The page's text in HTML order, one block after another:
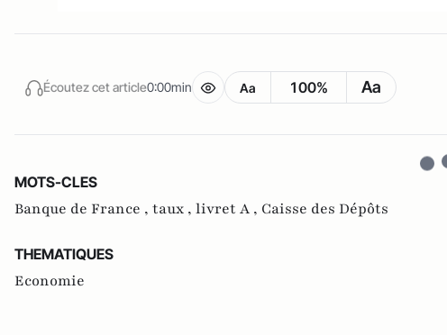
Écoutez cet article0:00min Aa 100% Aa
MOTS-CLES
Banque de France , taux , livret A , Caisse des Dépôts
THEMATIQUES
Economie